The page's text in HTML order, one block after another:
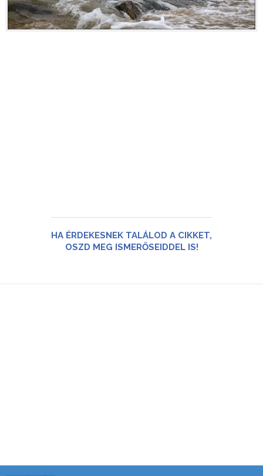
HA ÉRDEKESNEK TALÁLOD A CIKKET,
OSZD MEG ISMERŐSEIDDEL IS!